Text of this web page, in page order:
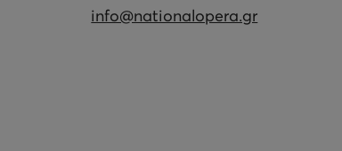
info@nationalopera.gr